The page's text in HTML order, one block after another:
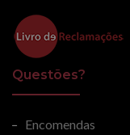
Questões?
Encomendas